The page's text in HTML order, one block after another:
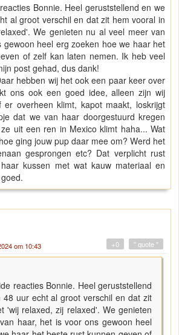
Bonnie. Heel geruststellend en we
al groot verschil en dat zit hem vooral in
We genieten nu al veel meer van
gewoon heel erg zoeken hoe we haar het
of zelf kan laten nemen. Ik heb veel
post gehad, dus dank!
hebben wij het ook een paar keer over
ons ook een goed idee, alleen zijn wij
overheen klimt, kapot maakt, loskrijgt
dat we van haar doorgestuurd kregen
uit een ren in Mexico klimt haha... Wat
ging jouw pup daar mee om? Werd het
gesprongen etc? Dat verplicht rust
kussen met wat kauw materiaal en
om 10:43 " quote "
+0
reacties Bonnie. Heel geruststellend
uur echt al groot verschil en dat zit
'wij relaxed, zij relaxed'. We genieten
haar, het is voor ons gewoon heel